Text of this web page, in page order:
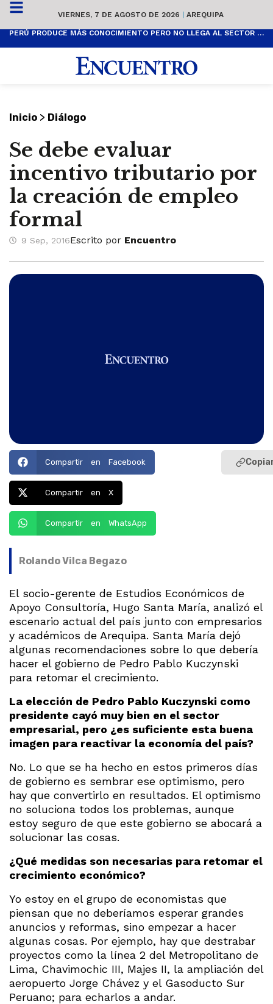
VIERNES, 7 DE AGOSTO DE 2026 | AREQUIPA
PERÚ PRODUCE MÁS CONOCIMIENTO PERO NO LLEGA AL SECTOR PRODUCTIVO
Inicio > Diálogo
Se debe evaluar
incentivo tributario por
la creación de empleo
formal
9 Sep, 2016Escrito por Encuentro
Compartir en Facebook
Compartir en X
Compartir en WhatsApp
Rolando Vilca Begazo
El socio-gerente de Estudios Económicos de
Apoyo Consultoría, Hugo Santa María, analizó el
escenario actual del país junto con empresarios
y académicos de Arequipa. Santa María dejó
algunas recomendaciones sobre lo que debería
hacer el gobierno de Pedro Pablo Kuczynski
para retomar el crecimiento.
La elección de Pedro Pablo Kuczynski como
presidente cayó muy bien en el sector
empresarial, pero ¿es suficiente esta buena
imagen para reactivar la economía del país?
No. Lo que se ha hecho en estos primeros días
de gobierno es sembrar ese optimismo, pero
hay que convertirlo en resultados. El optimismo
no soluciona todos los problemas, aunque
estoy seguro de que este gobierno se abocará a
solucionar las cosas.
¿Qué medidas son necesarias para retomar el
crecimiento económico?
Yo estoy en el grupo de economistas que
piensan que no deberíamos esperar grandes
anuncios y reformas, sino empezar a hacer
algunas cosas. Por ejemplo, hay que destrabar
proyectos como la línea 2 del Metropolitano de
Lima, Chavimochic III, Majes II, la ampliación del
aeropuerto Jorge Chávez y el Gasoducto Sur
Peruano; para echarlos a andar.